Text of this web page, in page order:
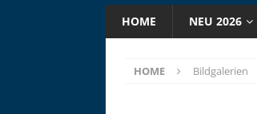
HOME NEU 2026
HOME Bildgalerien